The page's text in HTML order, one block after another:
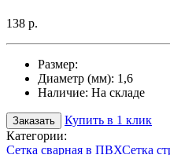
138 р.
Размер:
Диаметр (мм): 1,6
Наличие: На складе
Заказать
Купить в 1 клик
Категории:
Сетка сварная в ПВХСетка